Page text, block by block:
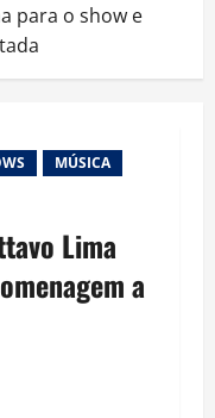
para o show e
MÚSICA
Lima
a